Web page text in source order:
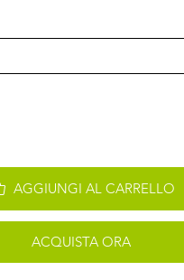
AGGIUNGI AL CARRELLO
ACQUISTA ORA